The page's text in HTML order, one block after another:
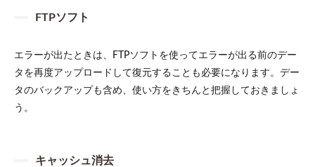
FTPソフト
エラーが出たときは、FTPソフトを使ってエラーが出る前のデー
タを再度アップロードして復元することも必要になります。デー
タのバックアップも含め、使い方をきちんと把握しておきましょ
う。
キャッシュ消去